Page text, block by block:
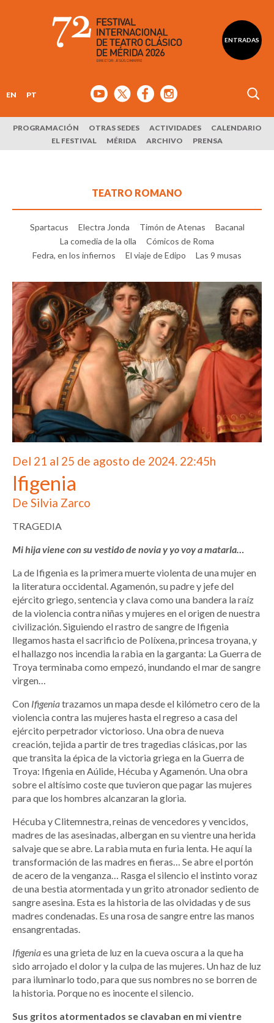
ENTRADAS
EN PT
PROGRAMACIÓN OTRAS SEDES ACTIVIDADES
CALENDARIO
EL FESTIVAL
MÉRIDA ARCHIVO PRENSA
TEATRO ROMANO
Spartacus Electra Jonda Timón de Atenas
Bacanal
La comedia de la olla
Cómicos de Roma
Fedra, en los infiernos
El viaje de Edipo Las 9 musas
Del 21 al 25 de agosto de 2024. 22:45h
Ifigenia
De Silvia Zarco
TRAGEDIA
Mi hija viene con su vestido de novia y yo voy a matarla…
La de Ifigenia es la primera muerte violenta de una mujer en
la literatura occidental. Agamenón, su padre y jefe del
ejército griego, sentencia y clava como una bandera la raíz
de la violencia contra niñas y mujeres en el origen de nuestra
civilización. Siguiendo el rastro de sangre de Ifigenia
llegamos hasta el sacrificio de Políxena, princesa troyana, y
el hallazgo nos incendia la rabia en la garganta: La Guerra de
Troya terminaba como empezó, inundando el mar de sangre
virgen…
Con Ifigeniatrazamos un mapa desde el kilómetro cero de la
violencia contra las mujeres hasta el regreso a casa del
ejército perpetrador victorioso. Una obra de nueva
creación, tejida a partir de tres tragedias clásicas, por las
que transita la épica de la victoria griega en la Guerra de
Troya: Ifigenia en Aúlide, Hécuba y Agamenón. Una obra
sobre el altísimo coste que tuvieron que pagar las mujeres
para que los hombres alcanzaran la gloria.
Hécuba y Clitemnestra, reinas de vencedores y vencidos,
madres de las asesinadas, albergan en su vientre una herida
salvaje que se abre. La rabia muta en furia lenta. He aquí la
transformación de las madres en fieras… Se abre el portón
de acero de la venganza… Rasga el silencio el instinto voraz
de una bestia atormentada y un grito atronador sediento de
sangre asesina. Esta es la historia de las olvidadas y de sus
madres condenadas. Es una rosa de sangre entre las manos
ensangrentadas.
Ifigeniaes una grieta de luz en la cueva oscura a la que ha
sido arrojado el dolor y la culpa de las mujeres. Un haz de luz
para iluminarlo todo, para que sus nombres no se borren de
la historia. Porque no es inocente el silencio.
Sus gritos atormentados se clavaban en mi vientre